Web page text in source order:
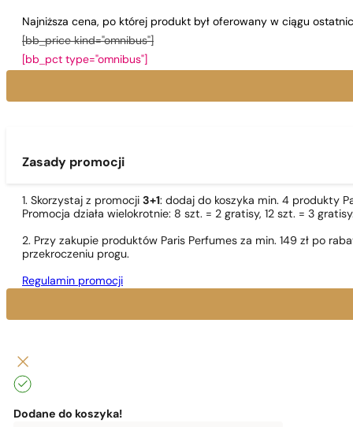
Najniższa cena, po której produkt był oferowany w ciągu
[bb_price kind="omnibus"]
[bb_pct type="omnibus"]
Zasady promocji
1. Skorzystaj z promocji 3+1: dodaj do koszyka min. 4 produkty
Promocja działa wielokrotnie: 8 szt. = 2 gratisy, 12 szt. = 3
2. Przy zakupie produktów Paris Perfumes za min. 149 zł po
przekroczeniu progu.
Regulamin promocji
Dodane do koszyka!